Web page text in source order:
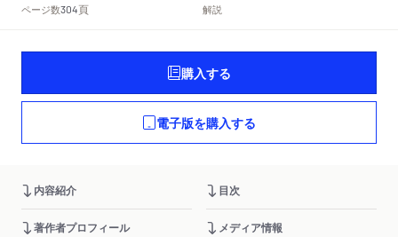
ページ数304頁 解説
購入する
電子版を購入する
内容紹介 目次
著作者プロフィール メディア情報